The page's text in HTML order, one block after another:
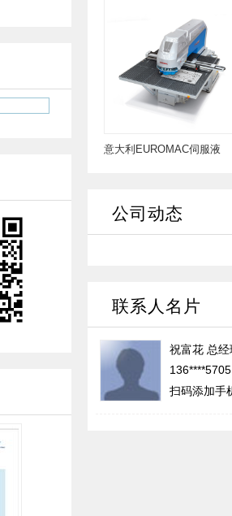
意大利EUROMAC伺服液
公司动态
联系人名片
祝富花 总经
扫码添加手